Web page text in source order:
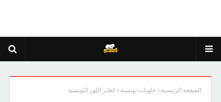
الصفحة الرئيسية حلويات-تونسية كعابر اللوز التونسية